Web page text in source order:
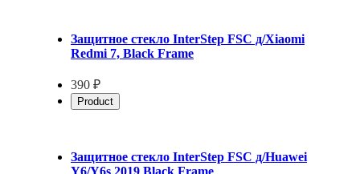
Защитное стекло InterStep FSC д/Xiaomi
Redmi 7, Black Frame
390 ₽
Product
Защитное стекло InterStep FSC д/Huawei
Y6/Y6s 2019 Black Frame